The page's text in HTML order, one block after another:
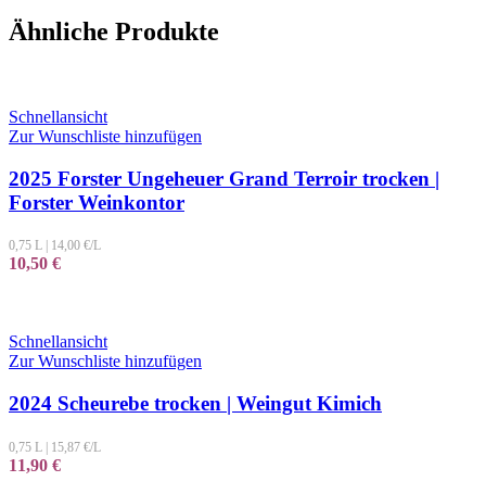
Ähnliche Produkte
Schnellansicht
Zur Wunschliste hinzufügen
2025 Forster Ungeheuer Grand Terroir trocken |
Forster Weinkontor
0,75 L 14,00 €/L
10,50 €
Schnellansicht
Zur Wunschliste hinzufügen
2024 Scheurebe trocken | Weingut Kimich
0,75 L | 15,87 €/L
11,90 €